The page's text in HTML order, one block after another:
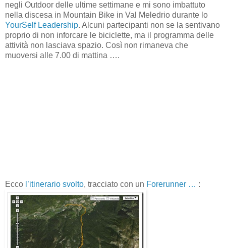
negli Outdoor delle ultime settimane e mi sono imbattuto
nella discesa in Mountain Bike in Val Meledrio durante lo
YourSelf Leadership. Alcuni partecipanti non se la sentivano
proprio di non inforcare le biciclette, ma il programma delle
attività non lasciava spazio. Così non rimaneva che
muoversi alle 7.00 di mattina ….
Ecco l’itinerario svolto, tracciato con un Forerunner … :